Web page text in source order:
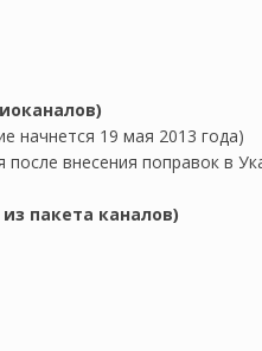
начнется 19 мая 2013 года)
внесения поправок в
пакета каналов)